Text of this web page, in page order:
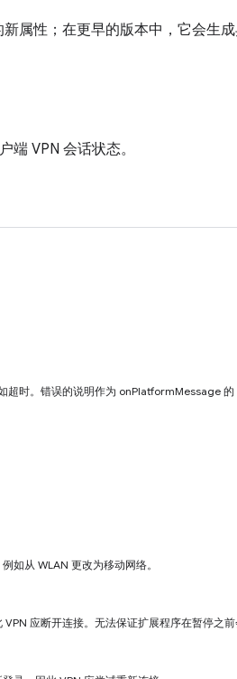
属性；在更早的版本中，它会生
端 VPN 会话状态。
超时。错误的说明作为 onPlatformMessage 的
如从 WLAN 更改为移动网络。
应断开连接。无法保证扩展程序在暂停之前